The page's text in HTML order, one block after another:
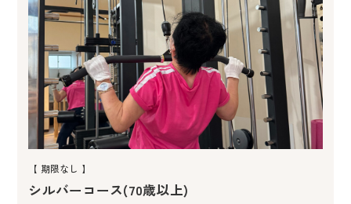
期限なし
シルバーコース(70歳以上)